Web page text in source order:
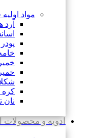
مواد
آرد
کره
نان
ادویه و محصولات